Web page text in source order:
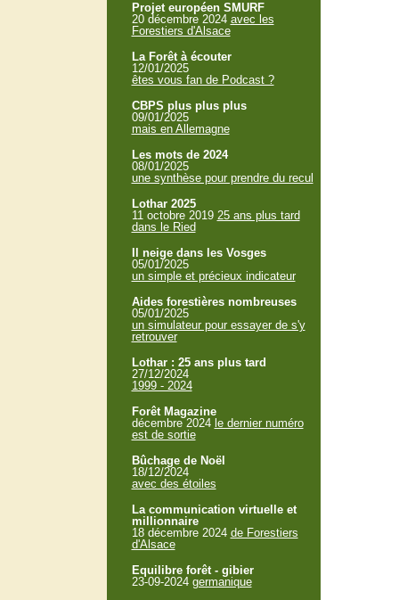
Projet européen SMURF
20 décembre 2024 avec les
Forestiers d'Alsace
La Forêt à écouter
12/01/2025
êtes vous fan de Podcast ?
CBPS plus plus plus
09/01/2025
mais en Allemagne
Les mots de 2024
08/01/2025
une synthèse pour prendre du recul
Lothar 2025
11 octobre 2019 25 ans plus tard
dans le Ried
Il neige dans les Vosges
05/01/2025
un simple et précieux indicateur
Aides forestières nombreuses
05/01/2025
un simulateur pour essayer de s'y
retrouver
Lothar : 25 ans plus tard
27/12/2024
1999 - 2024
Forêt Magazine
décembre 2024 le dernier numéro
est de sortie
Bûchage de Noël
18/12/2024
avec des étoiles
La communication virtuelle et
millionnaire
18 décembre 2024 de Forestiers
d'Alsace
Equilibre forêt - gibier
23-09-2024 germanique